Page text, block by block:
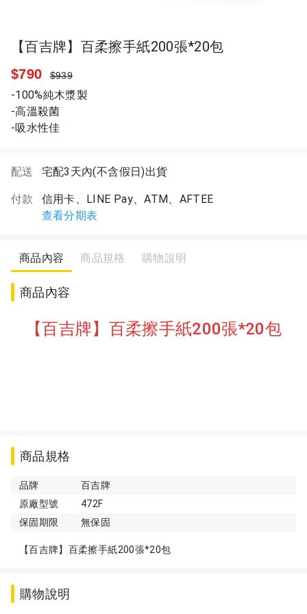
【百吉牌】百柔擦手紙200張*20包
$790 $939
-100%純木漿製
-高溫殺菌
-吸水性佳
配送 宅配3天內(不含假日)出貨
付款
信用卡、LINE Pay、ATM、AFTEE
查看分期表
商品內容 商品規格 購物說明
商品內容
【百吉牌】百柔擦手紙200張*20包
商品規格
品牌
百吉牌
原廠型號
472F
保固期限
無保固
【百吉牌】百柔擦手紙200張*20包
購物說明